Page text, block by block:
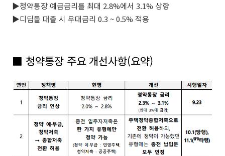
▶청약통장 예금금리를 최대 2.8%에서 3.1% 상향
▶디딤돌 대출 시 우대금리 0.3 ~ 0.5% 적용
■ 청약통장 주요 개선사항(요약)